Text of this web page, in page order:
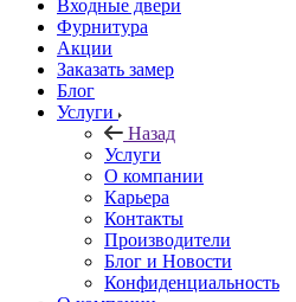
Входные двери
Фурнитура
Акции
Заказать замер
Блог
Услуги
Назад
Услуги
О компании
Карьера
Контакты
Производители
Блог и Новости
Конфиденциальность